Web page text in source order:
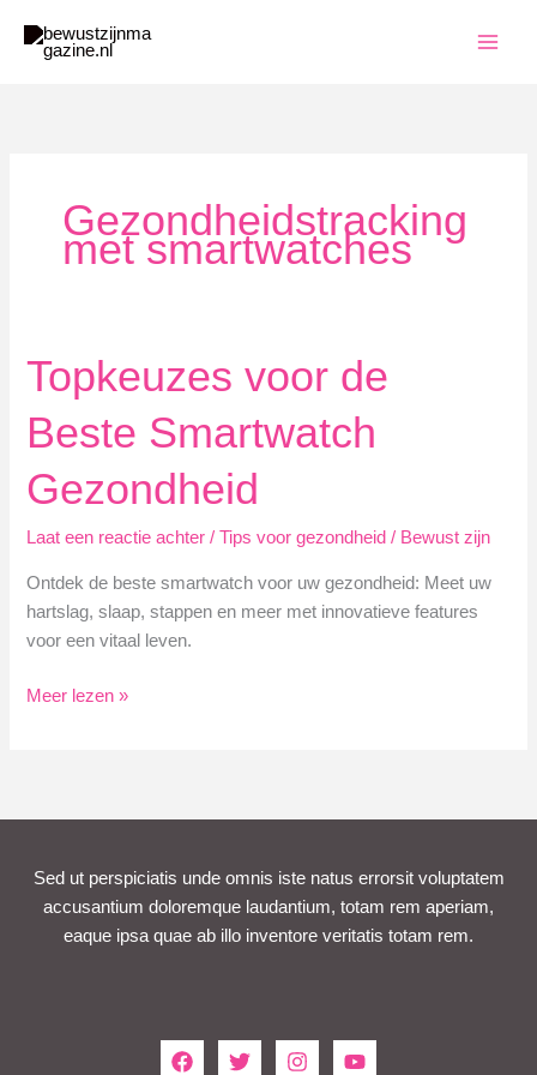
naar
Gezondheidstracking
met smartwatches
Topkeuzes voor de
Beste Smartwatch
Gezondheid
Laat een reactie achter /Tips voor gezondheid / Bewust zijn
Ontdek de beste smartwatch voor uw gezondheid: Meet uw
hartslag, slaap, stappen en meer met innovatieve features
voor een vitaal leven.
Topkeuzes
Meer lezen »
Sed ut perspiciatis unde omnis iste natus errorsit voluptatem
accusantium doloremque laudantium, totam rem aperiam,
eaque ipsa quae ab illo inventore veritatis totam rem.